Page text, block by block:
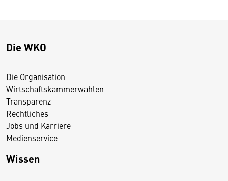
Die WKO
Die Organisation
Wirtschaftskammerwahlen
Transparenz
Rechtliches
Jobs und Karriere
Medienservice
Wissen